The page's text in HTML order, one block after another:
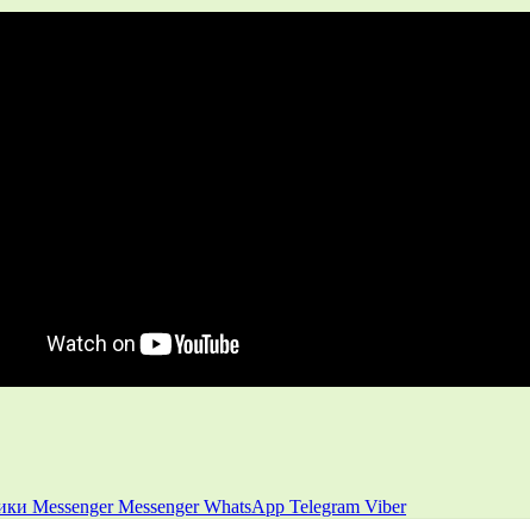
Messenger Messenger WhatsApp Telegram Viber